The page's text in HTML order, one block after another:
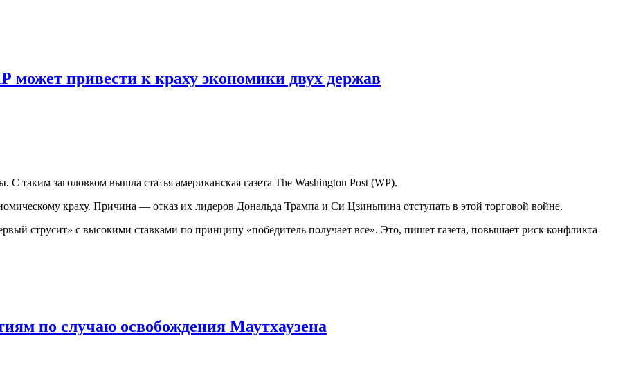
привести к краху экономики двух держав
таким заголовком вышла статья американская газета The Washington Post (WP).
краху. Причина — отказ их лидеров Дональда Трампа и Си Цзиньпина отступать в этой торговой войне.
струсит» с высокими ставками по принципу «победитель получает все». Это, пишет газета, повышает риск конфликта
по случаю освобождения Маутхаузена